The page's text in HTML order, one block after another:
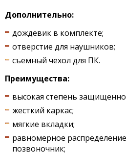
Дополнительно:
дождевик в комплекте;
отверстие для наушников;
съемный чехол для ПК.
Преимущества:
высокая степень
жесткий каркас;
мягкие вкладки;
равномерное
позвоночник;